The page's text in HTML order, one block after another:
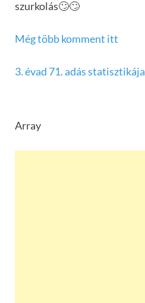
szurkolás🙄🙄
Még több komment itt
3. évad 71. adás statisztikája
Array